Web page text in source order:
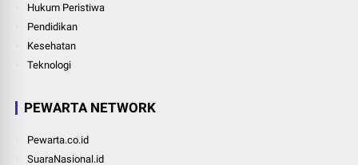
Hukum Peristiwa
Pendidikan
Kesehatan
Teknologi
PEWARTA NETWORK
Pewarta.co.id
SuaraNasional.id